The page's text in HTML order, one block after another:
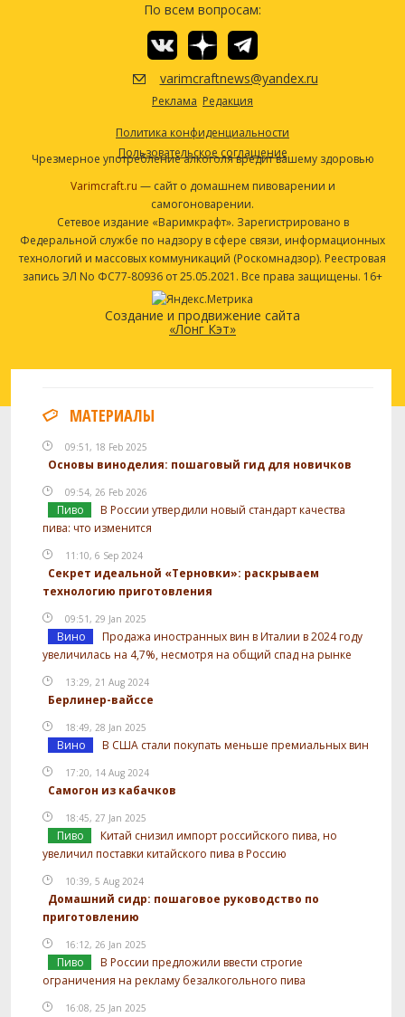
По всем вопросам:
varimcraftnews@yandex.ru
Реклама Редакция
Политика конфиденциальности
Пользовательское соглашение
Чрезмерное употребление алкоголя вредит вашему здоровью
Varimcraft.ru — сайт о домашнем пивоварении и
самогоноварении.
Сетевое издание «Варимкрафт». Зарегистрировано в
Федеральной службе по надзору в сфере связи, информационных
технологий и массовых коммуникаций (Роскомнадзор). Реестровая
запись ЭЛ No ФС77-80936 от 25.05.2021. Все права защищены. 16+
Создание и продвижение сайта
«Лонг Кэт»
МАТЕРИАЛЫ
09:51, 18 Feb 2025
Основы виноделия: пошаговый гид для новичков
09:54, 26 Feb 2026
Пиво
В России утвердили новый стандарт качества
пива: что изменится
11:10, 6 Sep 2024
Секрет идеальной «Терновки»: раскрываем
технологию приготовления
09:51, 29 Jan 2025
Вино
Продажа иностранных вин в Италии в 2024 году
увеличилась на 4,7%, несмотря на общий спад на рынке
13:29, 21 Aug 2024
Берлинер-вайссе
18:49, 28 Jan 2025
Вино В США стали покупать меньше премиальных вин
17:20, 14 Aug 2024
Самогон из кабачков
18:45, 27 Jan 2025
Пиво
Китай снизил импорт российского пива, но
увеличил поставки китайского пива в Россию
10:39, 5 Aug 2024
Домашний сидр: пошаговое руководство по
приготовлению
16:12, 26 Jan 2025
Пиво
В России предложили ввести строгие
ограничения на рекламу безалкогольного пива
16:08, 25 Jan 2025